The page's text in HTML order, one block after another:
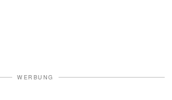
WERBUNG